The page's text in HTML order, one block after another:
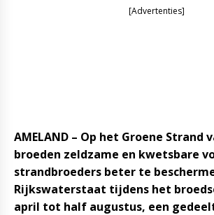
[Advertenties]
AMELAND – Op het Groene Strand
broeden zeldzame en kwetsbare
strandbroeders beter te
Rijkswaterstaat tijdens het
april tot half augustus, een